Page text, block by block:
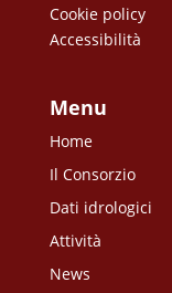
Cookie policy
Accessibilità
Menu
Home
Il Consorzio
Dati idrologici
Attività
News